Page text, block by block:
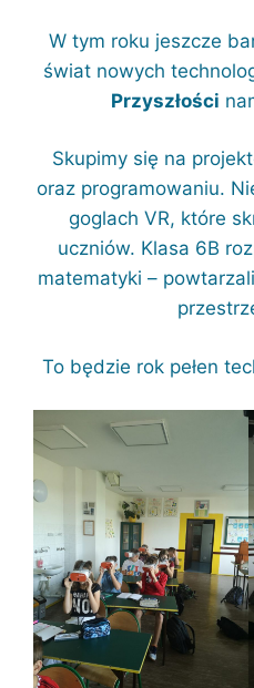
W tym roku jeszcze
świat nowych
Przyszłości
Skupimy się na
oraz programowaniu.
goglach VR, które
uczniów. Klasa 6B
matematyki –
To będzie rok pełen